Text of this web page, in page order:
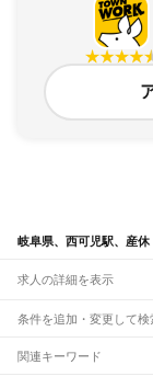
岐阜県、西可児駅、産
求人の詳細を表示
条件を追加・変更して検
市区町村を追加・変更
関連キーワード